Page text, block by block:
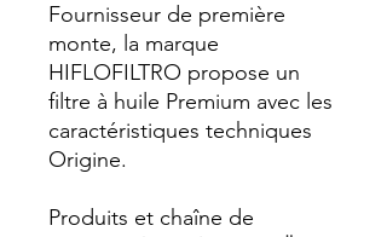
Fournisseur de première
monte, la marque
HIFLOFILTRO propose un
filtre à huile Premium avec les
caractéristiques techniques
Origine.
Produits et chaîne de